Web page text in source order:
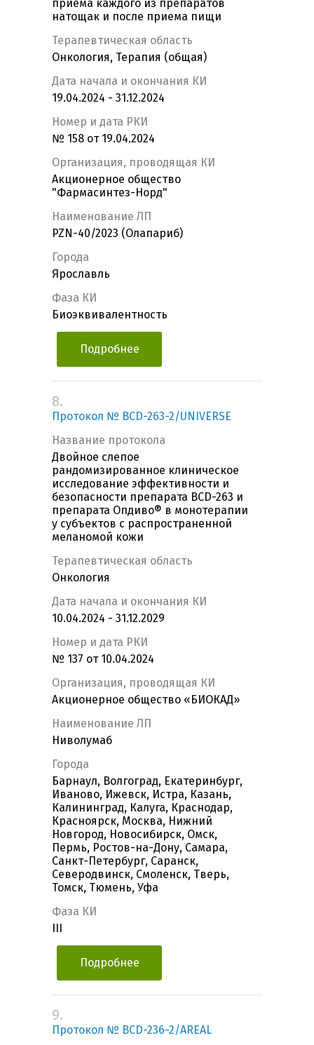
приема каждого из препаратов
натощак и после приема пищи
Терапевтическая область
Онкология, Терапия (общая)
Дата начала и окончания КИ
19.04.2024 - 31.12.2024
Номер и дата РКИ
№ 158 от 19.04.2024
Организация, проводящая КИ
Акционерное общество
"Фармасинтез-Норд"
Наименование ЛП
PZN-40/2023 (Олапариб)
Города
Ярославль
Фаза КИ
Биоэквивалентность
Подробнее
8.
Протокол № BCD-263-2/UNIVERSE
Название протокола
Двойное слепое
рандомизированное клиническое
исследование эффективности и
безопасности препарата BCD-263 и
препарата Опдиво® в монотерапии
у субъектов с распространенной
меланомой кожи
Терапевтическая область
Онкология
Дата начала и окончания КИ
10.04.2024 - 31.12.2029
Номер и дата РКИ
№ 137 от 10.04.2024
Организация, проводящая КИ
Акционерное общество «БИОКАД»
Наименование ЛП
Ниволумаб
Города
Барнаул, Волгоград, Екатеринбург,
Иваново, Ижевск, Истра, Казань,
Калининград, Калуга, Краснодар,
Красноярск, Москва, Нижний
Новгород, Новосибирск, Омск,
Пермь, Ростов-на-Дону, Самара,
Санкт-Петербург, Саранск,
Северодвинск, Смоленск, Тверь,
Томск, Тюмень, Уфа
Фаза КИ
Подробнее
9.
Протокол № BCD-236-2/AREAL